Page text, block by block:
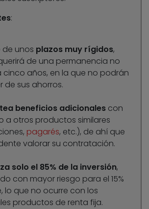
:
de unos plazos muy rígidos,
de una permanencia no
cinco años, en la que no podrán
de sus ahorros.
beneficios adicionales con
a otros productos similares
pagarés, etc.), de ahí que
valorar su contratación.
solo el 85% de la inversión,
con mayor riesgo para el 15%
lo que no ocurre con los
productos de renta fija.